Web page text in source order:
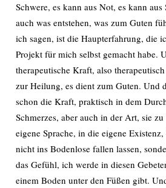
Schwere, es kann aus Not, es kann
auch was entstehen, was zum Guten
ich sagen, ist die Haupterfahrung, die
Projekt für mich selbst gemacht habe.
therapeutische Kraft, also
zur Heilung, es dient zum Guten. Und
schon die Kraft, praktisch in dem
Schmerzes, aber auch in der Art, sie
eigene Sprache, in die eigene Existenz,
nicht ins Bodenlose fallen lassen,
das Gefühl, ich werde in diesen
einem Boden unter den Füßen gibt.